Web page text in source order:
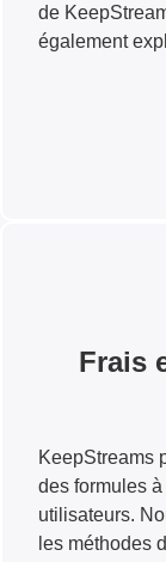
de
également
Frais
KeepStreams
des formules
utilisateurs.
les méthodes